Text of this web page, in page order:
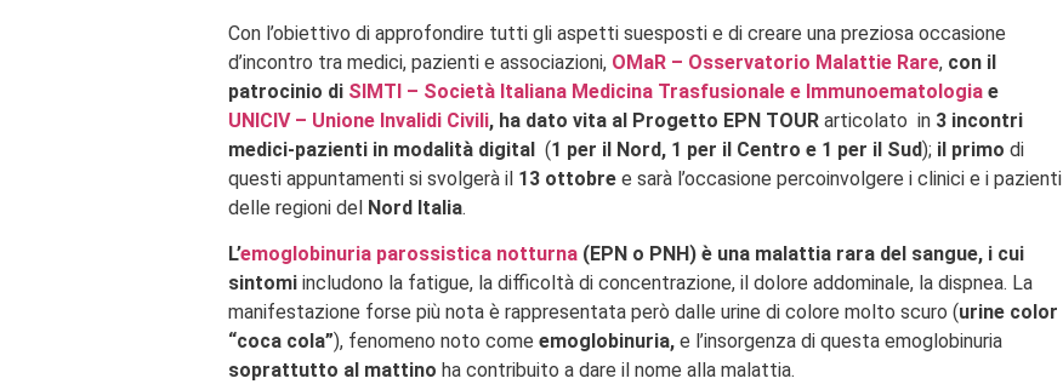
Con l’obiettivo di approfondire tutti gli aspetti suesposti e di creare una preziosa occasione
d’incontro tra medici, pazienti e associazioni, OMaR – Osservatorio Malattie Rare, con il
patrocinio di SIMTI – Società Italiana Medicina Trasfusionale e Immunoematologia e
UNICIV – Unione Invalidi Civili, ha dato vita al Progetto EPN TOUR articolato in 3 incontri
medici-pazienti in modalità digital (1 per il Nord, 1 per il Centro e 1 per il Sud); il primo di
questi appuntamenti si svolgerà il 13 ottobre e sarà l’occasione percoinvolgere i clinici e i pazienti
delle regioni del Nord Italia.
L’emoglobinuria parossistica notturna (EPN o PNH) è una malattia rara del sangue, i cui
sintomi includono la fatigue, la difficoltà di concentrazione, il dolore addominale, la dispnea. La
manifestazione forse più nota è rappresentata però dalle urine di colore molto scuro (urine color
“coca cola”), fenomeno noto come emoglobinuria, e l’insorgenza di questa emoglobinuria
soprattutto al mattino ha contribuito a dare il nome alla malattia.